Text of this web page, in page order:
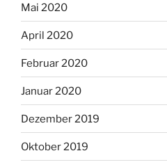
Mai 2020
April 2020
Februar 2020
Januar 2020
Dezember 2019
Oktober 2019